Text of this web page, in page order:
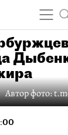
Автор фото: